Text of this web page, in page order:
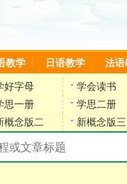
教学 日语教学 法语
好字母
学会读书
思一册
学思二册
概念版二 新概念版三